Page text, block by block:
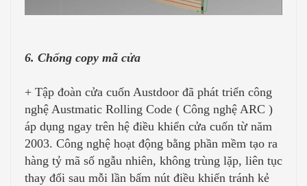
6. Chống copy mã cửa
+ Tập đoàn cửa cuốn Austdoor đã phát triển công
nghệ Austmatic Rolling Code ( Công nghệ ARC )
áp dụng ngay trên hệ điều khiển cửa cuốn từ năm
2003. Công nghệ hoạt động bằng phần mềm tạo ra
hàng tỷ mã số ngẫu nhiên, không trùng lặp, liên tục
thay đổi sau mỗi lần bấm nút điều khiển tránh kẻ